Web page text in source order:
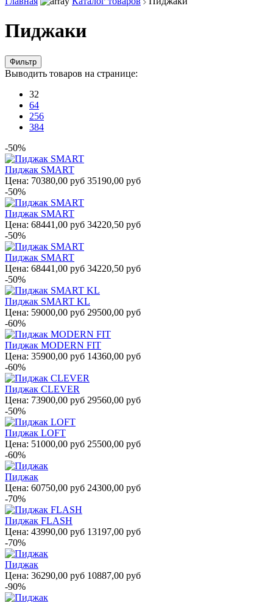
Пиджаки
Фильтр
Выводить товаров на странице:
32
64
256
384
-50%
Пиджак SMART
Цена: 70380,00 руб 35190,00 руб
-50%
Пиджак SMART
Цена: 68441,00 руб 34220,50 руб
-50%
Пиджак SMART
Цена: 68441,00 руб 34220,50 руб
-50%
Пиджак SMART KL
Цена: 59000,00 руб 29500,00 руб
-60%
Пиджак MODERN FIT
Цена: 35900,00 руб 14360,00 руб
-60%
Пиджак CLEVER
Цена: 73900,00 руб 29560,00 руб
-50%
Пиджак LOFT
Цена: 51000,00 руб 25500,00 руб
-60%
Пиджак
Цена: 60750,00 руб 24300,00 руб
-70%
Пиджак FLASH
Цена: 43990,00 руб 13197,00 руб
-70%
Пиджак
Цена: 36290,00 руб 10887,00 руб
-90%